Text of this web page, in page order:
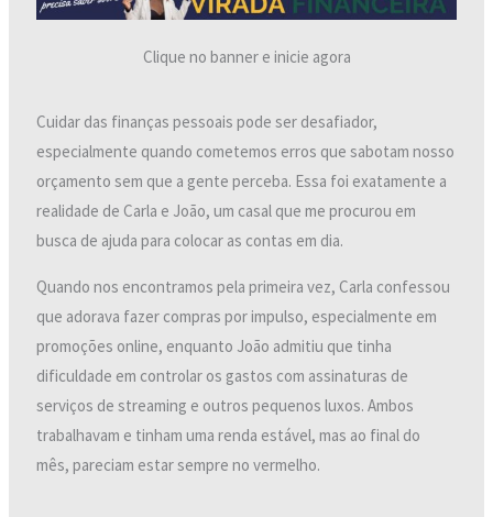
Clique no banner e inicie agora
Cuidar das finanças pessoais pode ser desafiador,
especialmente quando cometemos erros que sabotam nosso
orçamento sem que a gente perceba. Essa foi exatamente a
realidade de Carla e João, um casal que me procurou em
busca de ajuda para colocar as contas em dia.
Quando nos encontramos pela primeira vez, Carla confessou
que adorava fazer compras por impulso, especialmente em
promoções online, enquanto João admitiu que tinha
dificuldade em controlar os gastos com assinaturas de
serviços de streaming e outros pequenos luxos. Ambos
trabalhavam e tinham uma renda estável, mas ao final do
mês, pareciam estar sempre no vermelho.